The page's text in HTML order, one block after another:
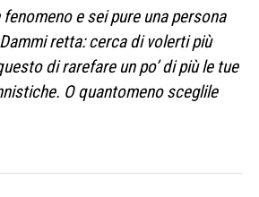
e sei pure una persona
retta: cerca di volerti più
di rarefare un po’ di più le tue
O quantomeno sceglile